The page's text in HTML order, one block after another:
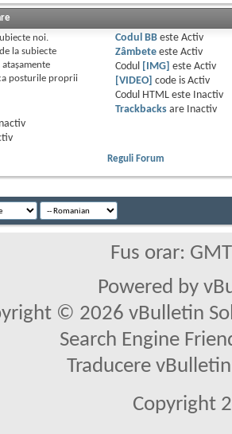
noi.
la subiecte
ataşamente
posturile proprii
Codul BBeste Activ
Zâmbeteeste Activ
Codul
[IMG] este Activ
[VIDEO]
code is Activ
Codul HTML este
Inactiv
Trackbacksare
Inactiv
Inactiv
Reguli Forum
Fus orar:
Powered by
© 2026 vBulletin
Search Engine
Traducere
Copyright